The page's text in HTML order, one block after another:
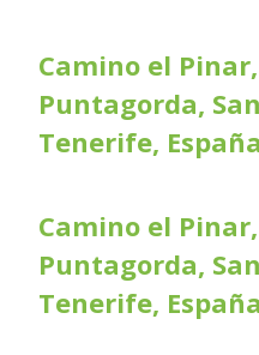
Camino el
Puntagorda,
Tenerife, España
Camino el
Puntagorda,
Tenerife, España